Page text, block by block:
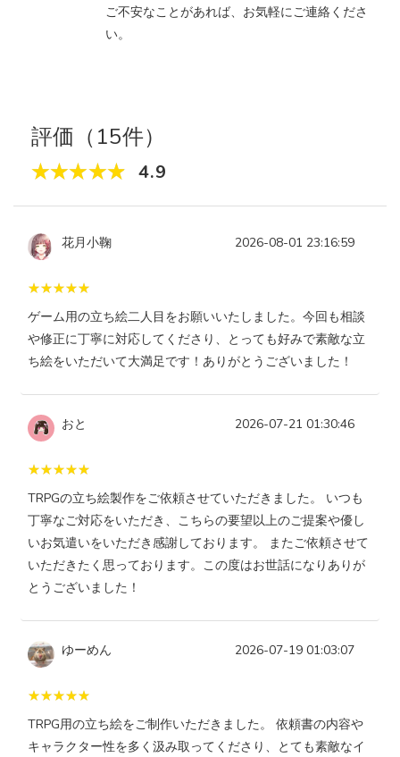
ご不安なことがあれば、お気軽にご連絡くださ
い。
評価（15件）
4.9
花月小鞠 2026-08-01 23:16:59
ゲーム用の立ち絵二人目をお願いいたしました。今回も相談
や修正に丁寧に対応してくださり、とっても好みで素敵な立
ち絵をいただいて大満足です！ありがとうございました！
おと 2026-07-21 01:30:46
TRPGの立ち絵製作をご依頼させていただきました。 いつも
丁寧なご対応をいただき、こちらの要望以上のご提案や優し
いお気遣いをいただき感謝しております。 またご依頼させて
いただきたく思っております。この度はお世話になりありが
とうございました！
ゆーめん 2026-07-19 01:03:07
TRPG用の立ち絵をご制作いただきました。 依頼書の内容や
キャラクター性を多く汲み取ってくださり、とても素敵なイ